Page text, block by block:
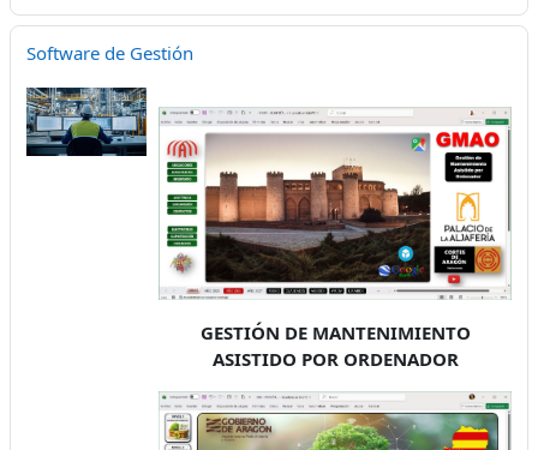
Software de Gestión
GESTIÓN DE MANTENIMIENTO
ASISTIDO POR ORDENADOR